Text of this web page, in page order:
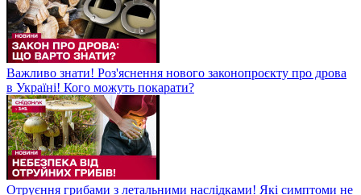
Важливо знати! Роз'яснення нового законопроєкту про дрова
в Україні! Кого можуть покарати?
Отруєння грибами з летальними наслідками! Які симптоми не